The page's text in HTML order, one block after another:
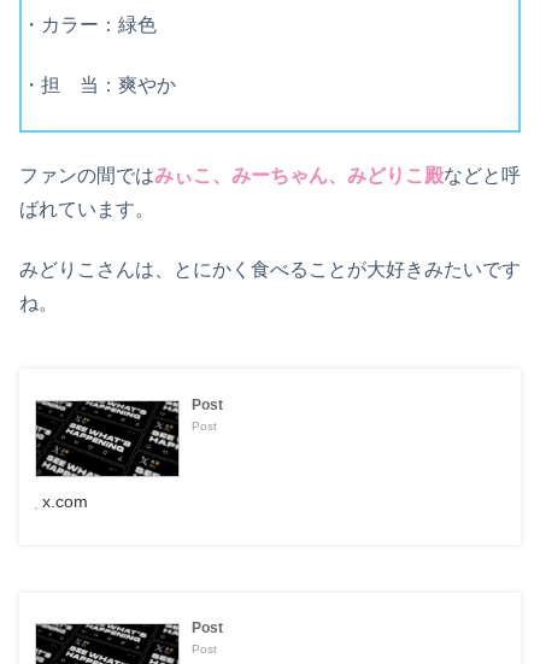
・カラー：緑色
・担 当：爽やか
ファンの間ではみぃこ、みーちゃん、みどりこ殿などと呼
ばれています。
みどりこさんは、とにかく食べることが大好きみたいです
ね。
Post
Post
x.com
Post
Post